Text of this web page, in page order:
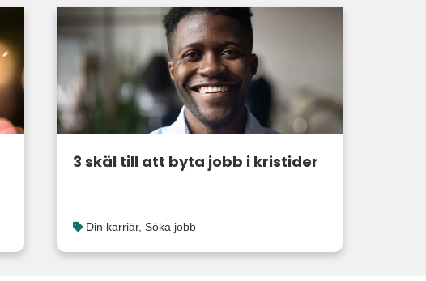
3 skäl till att byta jobb i kristider
Din karriär, Söka jobb